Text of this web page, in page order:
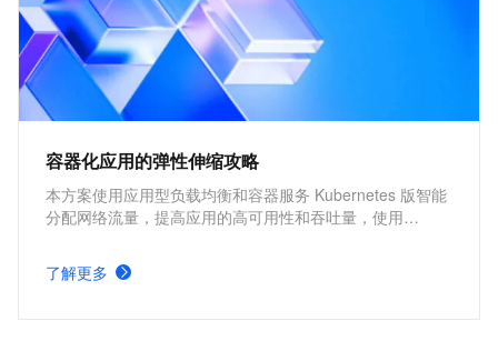
容器化应用的弹性伸缩攻略
本方案使用应用型负载均衡和容器服务 Kubernetes 版智能
分配网络流量，提高应用的高可用性和吞吐量，使用
Kubernetes 的 Horizontal Pod Autoscaler 内置组件进行弹
性伸缩，提升资源利用率，缩减资源成本。
了解更多